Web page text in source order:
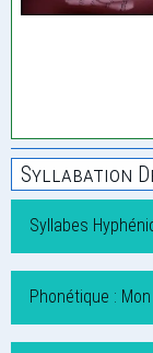
Syllabation
Syllabes
Phonétique :